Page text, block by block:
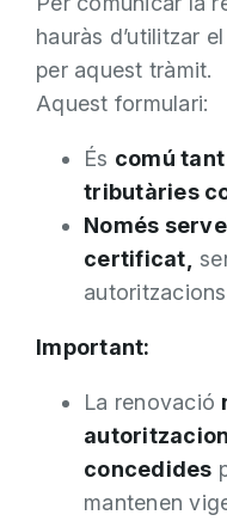
hauràs d’utilitzar
per aquest tràmit.
Aquest formulari:
És comú
tributàries
Només
certificat,
Important:
La renovació
concedides
mantenen